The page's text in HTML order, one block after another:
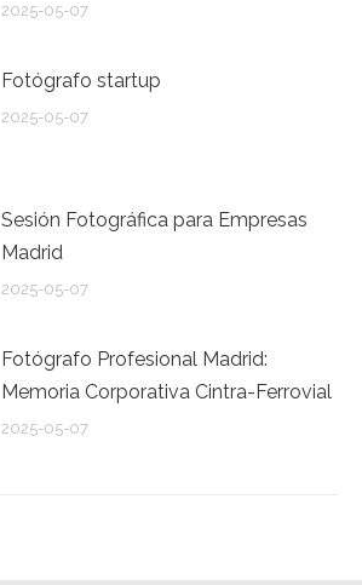
2025-05-07
Fotógrafo startup
2025-05-07
Sesión Fotográfica para Empresas
Madrid
2025-05-07
Fotógrafo Profesional Madrid:
Memoria Corporativa Cintra-Ferrovial
2025-05-07